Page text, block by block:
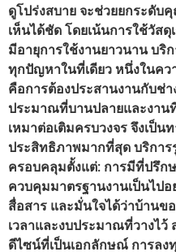
ดูโปร่งสบาย จะช่วยยกระดับ
เห็นได้ชัด โดยเน้นการใช้วัส
มีอายุการใช้งานยาวนาน บริ
ทุกปัญหาในที่เดียว หนึ่งในคว
คือการต้องประสานงานกับช่
ประมาณที่บานปลายและงาน
เหมาต่อเติมครบวงจร จึงเป็
ประสิทธิภาพมากที่สุด บริการ
ครอบคลุมตั้งแต่: การมีที่ปรึกษ
ควบคุมมาตรฐานงานเป็นไป
สื่อสาร และมั่นใจได้ว่าบ้าน
เวลาและงบประมาณที่วางไว้
ดีไซน์ที่เป็นเอกลักษณ์ การล